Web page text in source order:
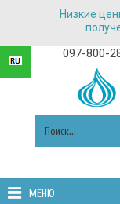
Низкие
097-800-
МЕНЮ